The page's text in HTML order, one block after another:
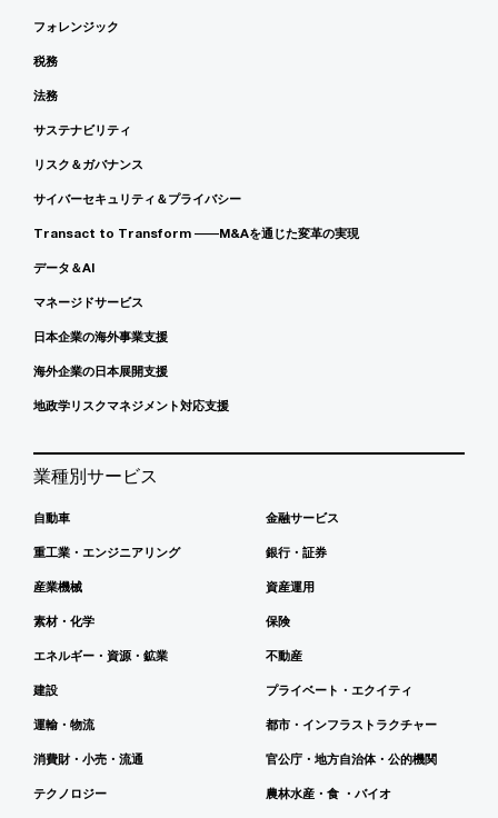
フォレンジック
税務
法務
サステナビリティ
リスク＆ガバナンス
サイバーセキュリティ＆プライバシー
Transact to Transform ――M&Aを通じた変革の実現
データ＆AI
マネージドサービス
日本企業の海外事業支援
海外企業の日本展開支援
地政学リスクマネジメント対応支援
業種別サービス
自動車
重工業・エンジニアリング
産業機械
素材・化学
エネルギー・資源・鉱業
建設
運輸・物流
消費財・小売・流通
テクノロジー
金融サービス
銀行・証券
資産運用
保険
不動産
プライベート・エクイティ
都市・インフラストラクチャー
官公庁・地方自治体・公的機関
農林水産・食 ・バイオ